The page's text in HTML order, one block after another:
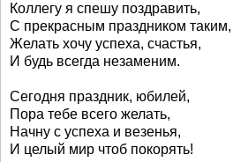
Коллегу я спешу поздравить,
С прекрасным праздником таким,
Желать хочу успеха, счастья,
И будь всегда незаменим.
Сегодня праздник, юбилей,
Пора тебе всего желать,
Начну с успеха и везенья,
И целый мир чтоб покорять!